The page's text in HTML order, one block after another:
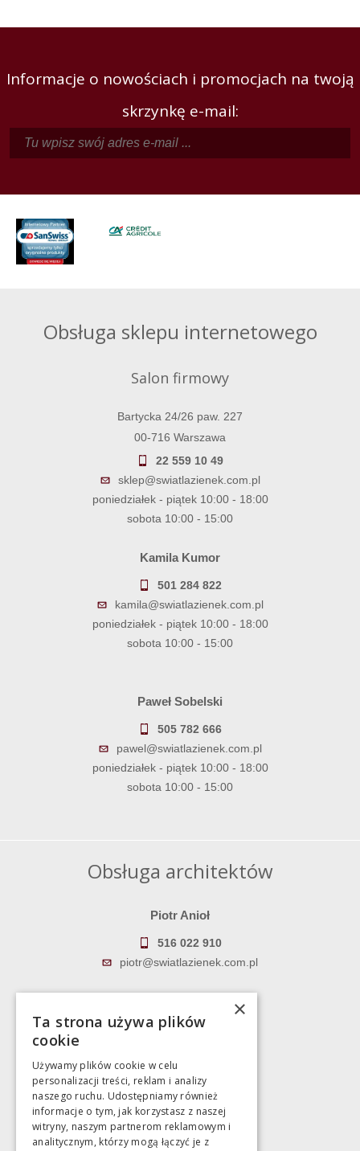
Informacje o nowościach i promocjach na twoją
skrzynkę e-mail:
Obsługa sklepu internetowego
Salon firmowy
Bartycka 24/26 paw. 227
00-716 Warszawa
22 559 10 49
sklep@swiatlazienek.com.pl
poniedziałek - piątek 10:00 - 18:00
sobota 10:00 - 15:00
Kamila Kumor
501 284 822
kamila@swiatlazienek.com.pl
poniedziałek - piątek 10:00 - 18:00
sobota 10:00 - 15:00
Paweł Sobelski
505 782 666
pawel@swiatlazienek.com.pl
poniedziałek - piątek 10:00 - 18:00
sobota 10:00 - 15:00
Obsługa architektów
Piotr Anioł
516 022 910
piotr@swiatlazienek.com.pl
783 043 083
Magazyn
Bartycka 24/26 Hala 100
×
Ta strona używa plików
cookie
Używamy plików cookie w celu
personalizacji treści, reklam i analizy
naszego ruchu. Udostępniamy również
informacje o tym, jak korzystasz z naszej
witryny, naszym partnerom reklamowym i
analitycznym, którzy mogą łączyć je z